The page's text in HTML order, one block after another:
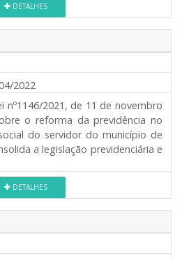
DETALHES
2022
nº1146/2021, de 11 de novembro
o reforma da previdência no
do servidor do município de
a legislação previdenciária e
DETALHES